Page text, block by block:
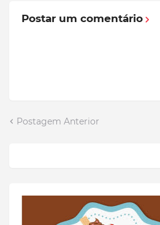
Postar um comentário
Postagem Anterior